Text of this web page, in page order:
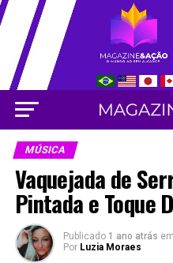
MÚSICA
Vaquejada de
Pintada e Toque
Publicado 1 ano atrás em
Por Luzia Moraes
Vá para